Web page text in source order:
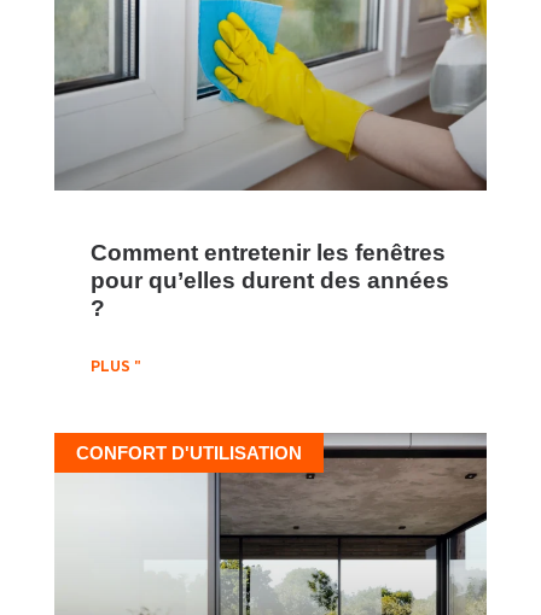
Comment entretenir les fenêtres
pour qu’elles durent des années
?
PLUS "
CONFORT D'UTILISATION